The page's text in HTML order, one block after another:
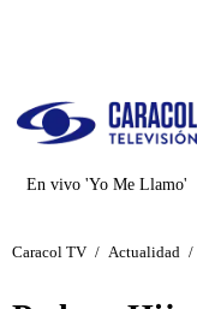
En vivo 'Yo Me Llamo'
Caracol TV / Actualidad /